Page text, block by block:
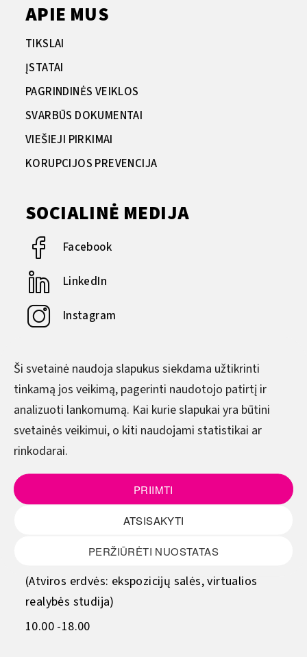
Ši svetainė naudoja slapukus siekdama užtikrinti
tinkamą jos veikimą, pagerinti naudotojo patirtį ir
analizuoti lankomumą. Kai kurie slapukai yra būtini
svetainės veikimui, o kiti naudojami statistikai ar
rinkodarai.
PRIIMTI
ATSISAKYTI
PERŽIŪRĖTI NUOSTATAS
APIE MUS
TIKSLAI
ĮSTATAI
PAGRINDINĖS VEIKLOS
SVARBŪS DOKUMENTAI
VIEŠIEJI PIRKIMAI
KORUPCIJOS PREVENCIJA
SOCIALINĖ MEDIJA
Facebook
LinkedIn
Instagram
DARBO LAIKAS
Pirmadienis–Ketvirtadienis
8.00–17.00
8.00–15.45
Šeštadienis - sekmadienis
(Atviros erdvės: ekspozicijų salės, virtualios
realybės studija)
10.00 -18.00